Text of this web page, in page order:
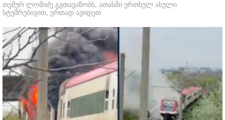
თემურ ლომიძე გვთავაზობს, ათასში ერთხელ ასული
სტუმრებივით, ერთად ავიდეთ